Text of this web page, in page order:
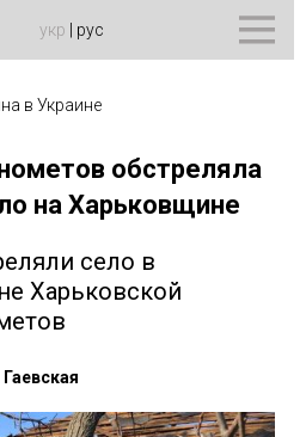
укр рус
в Украине
обстреляла
на Харьковщине
село в
Харьковской